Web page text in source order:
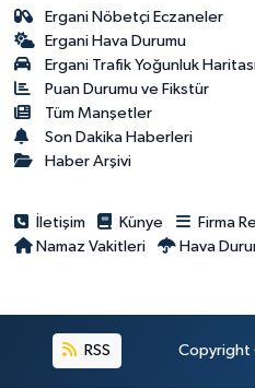
Ergani Nöbetçi Eczaneler
Ergani Hava Durumu
Ergani Trafik Yoğunluk
Puan Durumu ve Fikstür
Tüm Manşetler
Son Dakika Haberleri
Haber Arşivi
İletişim Künye Firma
Namaz Vakitleri
Hava
RSS Copyright